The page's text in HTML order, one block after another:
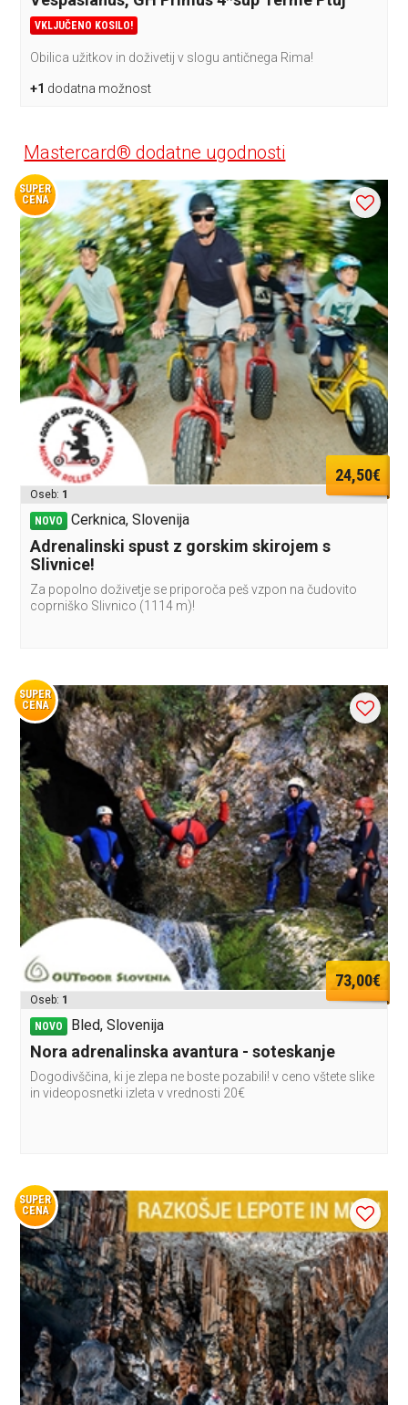
VKLJUČENO KOSILO!
Obilica užitkov in doživetij v slogu antičnega Rima!
+1 dodatna možnost
Mastercard® dodatne ugodnosti
SUPER
CENA
24,50€
Oseb: 1
NOVO Cerknica, Slovenija
Adrenalinski spust z gorskim skirojem s
Slivnice!
Za popolno doživetje se priporoča peš vzpon na čudovito
coprniško Slivnico (1114 m)!
SUPER
CENA
73,00€
Oseb: 1
NOVO Bled, Slovenija
Nora adrenalinska avantura - soteskanje
Dogodivščina, ki je zlepa ne boste pozabili! v ceno vštete slike
in videoposnetki izleta v vrednosti 20€
SUPER
CENA